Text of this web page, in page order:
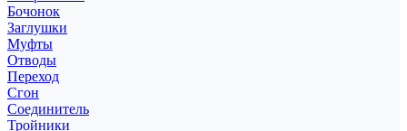
Бочонок
Заглушки
Муфты
Отводы
Переход
Сгон
Соединитель
Тройники